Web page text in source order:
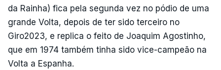
da Rainha) fica pela segunda vez no pódio de uma
grande Volta, depois de ter sido terceiro no
Giro2023, e replica o feito de Joaquim Agostinho,
que em 1974 também tinha sido vice-campeão na
Volta a Espanha.